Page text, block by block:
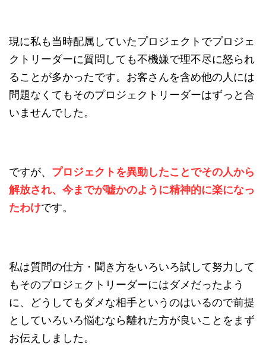
現に私も当時配属していたプロジェクトでプロジェ
クトリーダーに質問しても不機嫌で理不尽に怒られ
ることが多かったです。お客さんを含め他の人には
問題なくてもそのプロジェクトリーダーはずっと合
いませんでした。
ですが、 プロジェクトを異動したことでその人から
解放され、今までが嘘かのように精神的に楽になっ
たわけです。
私は質問の仕方・聞き方をいろいろ試して努力して
もそのプロジェクトリーダーにはダメだったよう
に、どうしてもダメな相手というのはいるので前提
としていろいろ悩むなら離れた方が良いことをまず
お伝えしました。